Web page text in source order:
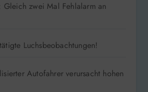
Gleich zwei Mal Fehlalarm an
Luchsbeobachtungen!
Autofahrer verursacht hohen